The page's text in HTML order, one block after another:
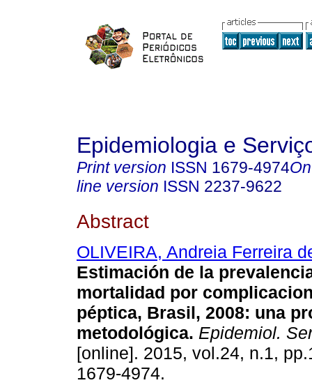
Epidemiologia e
Print version ISSN 1679-4974
line version ISSN 2237-9622
Abstract
OLIVEIRA, Andreia Ferreira
Estimación de la
mortalidad por
péptica, Brasil, 2008: una
metodológica. Epidemiol.
[online]. 2015, vol.24, n.1,
1679-4974.